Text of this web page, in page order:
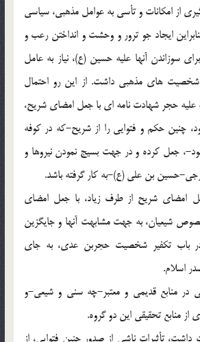
از امکانات و تأسی به عوامل مذهبی، سیاسی
ایجاد جو ترور و وحشت و انداختن رعب و
سوزاندن آنها علیه حسین (ع)، نیاز به عامل
شخصیت های مذهبی داشت. از این رو احتمال
علیه حجر شهادت نامه ای با جعل امضای شریح،
چنین حکم و فتوایی را از شریح-که در کوفه
، جعل کرده و در جهت بسیج نمودن نیروها و
حسین بن علی (ع)-به کار گرفته باشد.
امضای شریح از طرف زیاد، با جعل امضای
شیعیان، به جهت مشابهت آنها و جایگزین
باب تکفیر شخصیت حجربن عدی، به جای
اسلام.
در منابع قدیمی و معتبر-چه سنی و شیعی-و
منابع تحقیقی این دو گروه.